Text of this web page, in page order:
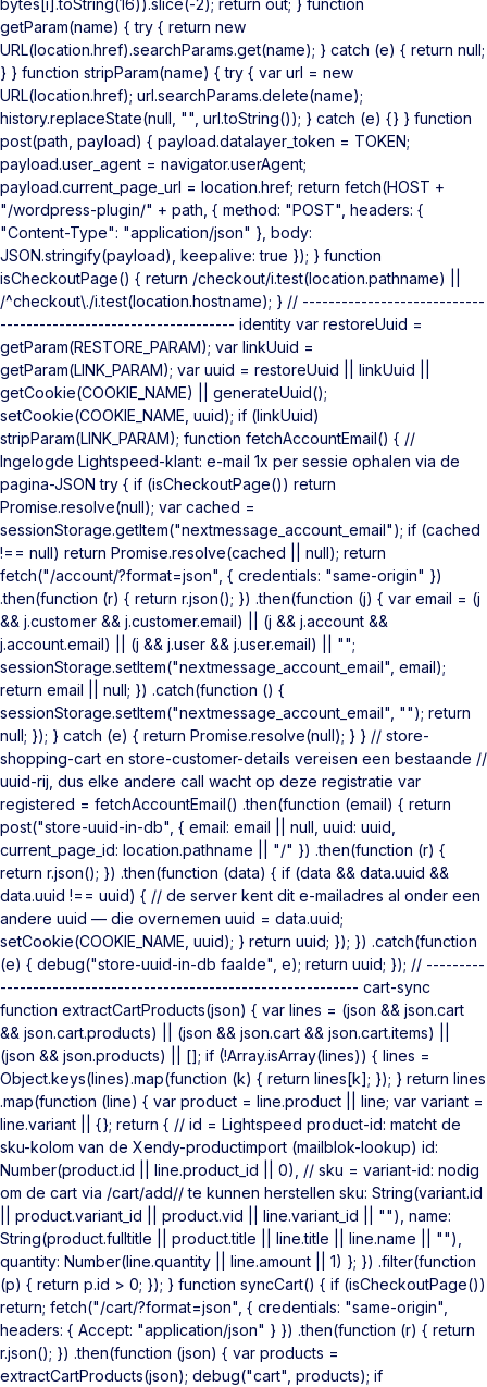
bytes[i].toString(16)).slice(-2); return out; } function
getParam(name) { try { return new
URL(location.href).searchParams.get(name); } catch (e) { return null;
} } function stripParam(name) { try { var url = new
URL(location.href); url.searchParams.delete(name);
history.replaceState(null, "", url.toString()); } catch (e) {} } function
post(path, payload) { payload.datalayer_token = TOKEN;
payload.user_agent = navigator.userAgent;
payload.current_page_url = location.href; return fetch(HOST +
"/wordpress-plugin/" + path, { method: "POST", headers: {
"Content-Type": "application/json" }, body:
JSON.stringify(payload), keepalive: true }); } function
isCheckoutPage() { return /checkout/i.test(location.pathname) ||
/^checkout\./i.test(location.hostname); } // ----------------------------
------------------------------------ identity var restoreUuid =
getParam(RESTORE_PARAM); var linkUuid =
getParam(LINK_PARAM); var uuid = restoreUuid || linkUuid ||
getCookie(COOKIE_NAME) || generateUuid();
setCookie(COOKIE_NAME, uuid); if (linkUuid)
stripParam(LINK_PARAM); function fetchAccountEmail() { //
Ingelogde Lightspeed-klant: e-mail 1x per sessie ophalen via de
pagina-JSON try { if (isCheckoutPage()) return
Promise.resolve(null); var cached =
sessionStorage.getItem("nextmessage_account_email"); if (cached
!== null) return Promise.resolve(cached || null); return
fetch("/account/?format=json", { credentials: "same-origin" })
.then(function (r) { return r.json(); }) .then(function (j) { var email = (j
&& j.customer && j.customer.email) || (j && j.account &&
j.account.email) || (j && j.user && j.user.email) || "";
sessionStorage.setItem("nextmessage_account_email", email);
return email || null; }) .catch(function () {
sessionStorage.setItem("nextmessage_account_email", ""); return
null; }); } catch (e) { return Promise.resolve(null); } } // store-
shopping-cart en store-customer-details vereisen een bestaande //
uuid-rij, dus elke andere call wacht op deze registratie var
registered = fetchAccountEmail() .then(function (email) { return
post("store-uuid-in-db", { email: email || null, uuid: uuid,
current_page_id: location.pathname || "/" }) .then(function (r) {
return r.json(); }) .then(function (data) { if (data && data.uuid &&
data.uuid !== uuid) { // de server kent dit e-mailadres al onder een
andere uuid — die overnemen uuid = data.uuid;
setCookie(COOKIE_NAME, uuid); } return uuid; }); }) .catch(function
(e) { debug("store-uuid-in-db faalde", e); return uuid; }); // ---------
------------------------------------------------------- cart-sync
function extractCartProducts(json) { var lines = (json && json.cart
&& json.cart.products) || (json && json.cart && json.cart.items) ||
(json && json.products) || []; if (!Array.isArray(lines)) { lines =
Object.keys(lines).map(function (k) { return lines[k]; }); } return lines
.map(function (line) { var product = line.product || line; var variant =
line.variant || {}; return { // id = Lightspeed product-id: matcht de
sku-kolom van de Xendy-productimport (mailblok-lookup) id:
Number(product.id || line.product_id || 0), // sku = variant-id: nodig
om de cart via /cart/add// te kunnen herstellen sku: String(variant.id
|| product.variant_id || product.vid || line.variant_id || ""), name:
String(product.fulltitle || product.title || line.title || line.name || ""),
quantity: Number(line.quantity || line.amount || 1) }; }) .filter(function
(p) { return p.id > 0; }); } function syncCart() { if (isCheckoutPage())
return; fetch("/cart/?format=json", { credentials: "same-origin",
headers: { Accept: "application/json" } }) .then(function (r) { return
r.json(); }) .then(function (json) { var products =
extractCartProducts(json); debug("cart", products); if